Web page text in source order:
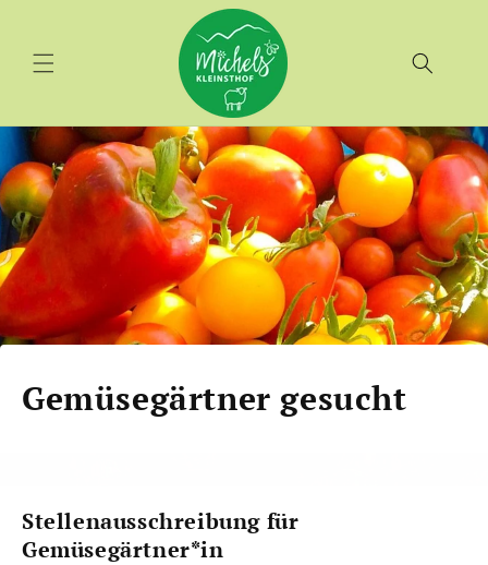
Gemüsegärtner gesucht
Stellenausschreibung für
Gemüsegärtner*in